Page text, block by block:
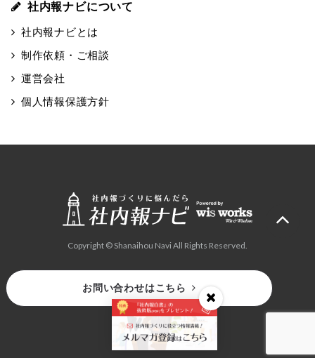
社内報ナビについて
社内報ナビとは
制作依頼・ご相談
運営会社
個人情報保護方針
Copyright © Shanaihou Navi All Rights Reserved.
お問い合わせはこちら